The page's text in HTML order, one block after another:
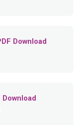
Download